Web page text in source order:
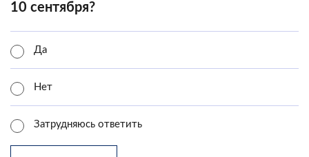
10 сентября?
Да
Нет
Затрудняюсь ответить